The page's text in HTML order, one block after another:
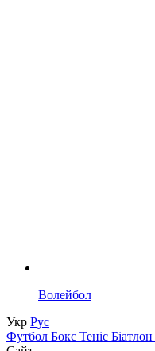
Волейбол
Укр Рус
Футбол Бокс Теніс Біатлон